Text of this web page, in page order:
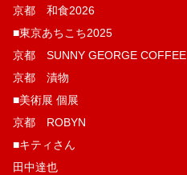
京都 和食2026
■東京あちこち2025
京都 SUNNY GEORGE COFFEE
京都 漬物
■美術展 個展
京都 ROBYN
■キティさん
田中達也